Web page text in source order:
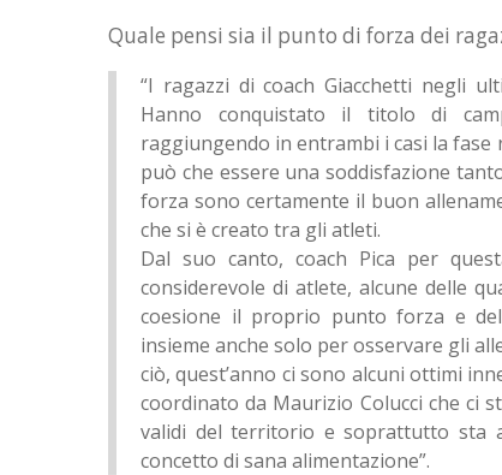
Quale pensi sia il punto di forza dei
“I ragazzi di coach Giacchetti negli
Hanno conquistato il titolo di
raggiungendo in entrambi i casi la fase
può che essere una soddisfazione
forza sono certamente il buon
che si è creato tra gli atleti.
Dal suo canto, coach Pica per
considerevole di atlete, alcune delle
coesione il proprio punto forza e
insieme anche solo per osservare gli
ciò, quest’anno ci sono alcuni ottimi
coordinato da Maurizio Colucci che ci
validi del territorio e soprattutto sta
concetto di sana alimentazione”.